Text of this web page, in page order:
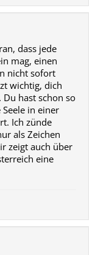
dass jede
mag, einen
nicht sofort
wichtig, dich
hast schon so
in einer
Ich zünde
als Zeichen
zeigt auch über
eine